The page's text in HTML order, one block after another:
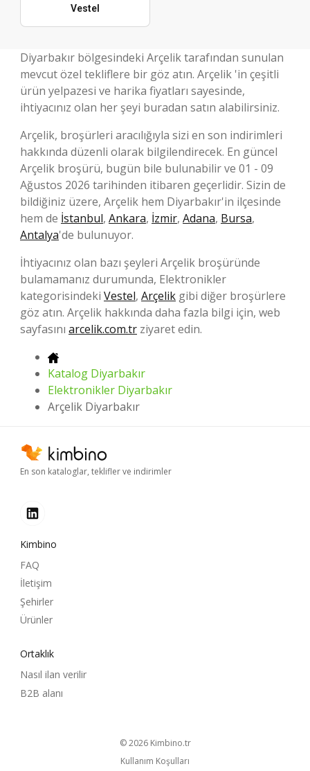
Vestel
Diyarbakır bölgesindeki Arçelik tarafından sunulan
mevcut özel tekliflere bir göz atın. Arçelik 'in çeşitli
ürün yelpazesi ve harika fiyatları sayesinde,
ihtiyacınız olan her şeyi buradan satın alabilirsiniz.
Arçelik, broşürleri aracılığıyla sizi en son indirimleri
hakkında düzenli olarak bilgilendirecek. En güncel
Arçelik broşürü, bugün bile bulunabilir ve 01 - 09
Ağustos 2026 tarihinden itibaren geçerlidir. Sizin de
bildiğiniz üzere, Arçelik hem Diyarbakır'in ilçesinde
hem de İstanbul, Ankara, İzmir, Adana, Bursa,
Antalya'de bulunuyor.
İhtiyacınız olan bazı şeyleri Arçelik broşüründe
bulamamanız durumunda, Elektronikler
kategorisindeki Vestel, Arçelik gibi diğer broşürlere
göz atın. Arçelik hakkında daha fazla bilgi için, web
sayfasını arcelik.com.tr ziyaret edin.
Katalog Diyarbakır
Elektronikler Diyarbakır
Arçelik Diyarbakır
En son kataloglar, teklifler ve indirimler
Kimbino
FAQ
İletişim
Şehirler
Ürünler
Ortaklık
Nasıl ilan verilir
B2B alanı
© 2026 kimbino.tr
Kullanım Koşulları